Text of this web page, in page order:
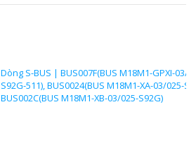
Dòng S-BUS | BUS007F(BUS M18M1-GPXI-03/
S92G-511), BUS0024(BUS M18M1-XA-03/025-
BUS002C(BUS M18M1-XB-03/025-S92G)